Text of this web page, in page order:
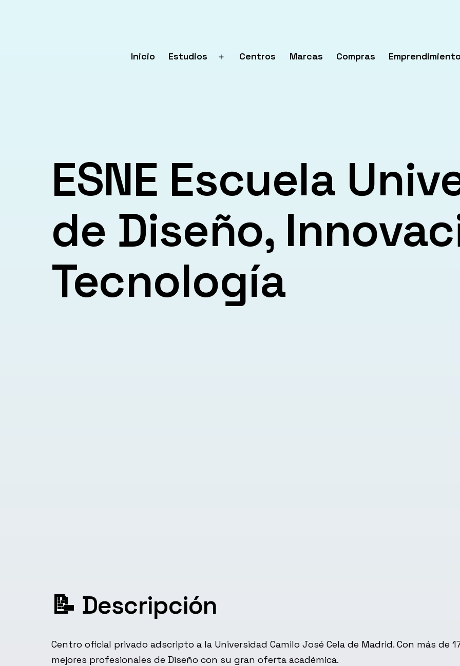
Inicio
Estudios
Abrir
Centros Marcas Compras
ESNE Escuela
de Diseño,
Tecnología
📝 Descripción
Centro oficial privado adscripto a la Universidad Camilo José Cela de Madrid. Con más de
mejores profesionales de Diseño con su gran oferta académica.